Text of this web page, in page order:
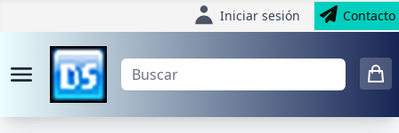
Iniciar sesión Contacto